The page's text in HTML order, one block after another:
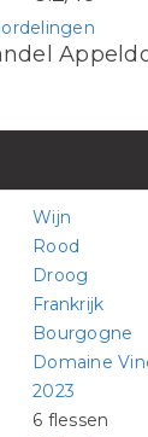
Wijn
Rood
Droog
Frankrijk
Bourgogne
Domaine
2023
6 flessen